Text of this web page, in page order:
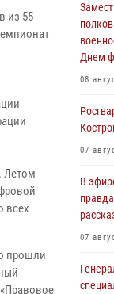
из 55
Летом
всех
прошли
Днем
08
07
В
07